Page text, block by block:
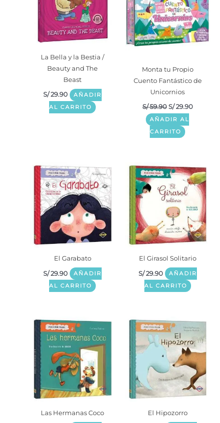
La Bella y la Bestia /
Beauty and The
Beast
S/29.90
AÑADIR
AL CARRITO
Monta tu Propio
Cuento Fantástico de
Unicornios
S/59.90 S/29.90
AÑADIR AL
CARRITO
El Garabato
S/29.90
AÑADIR
AL CARRITO
El Girasol Solitario
S/29.90
AÑADIR
AL CARRITO
Las Hermanas Coco El Hipozorro